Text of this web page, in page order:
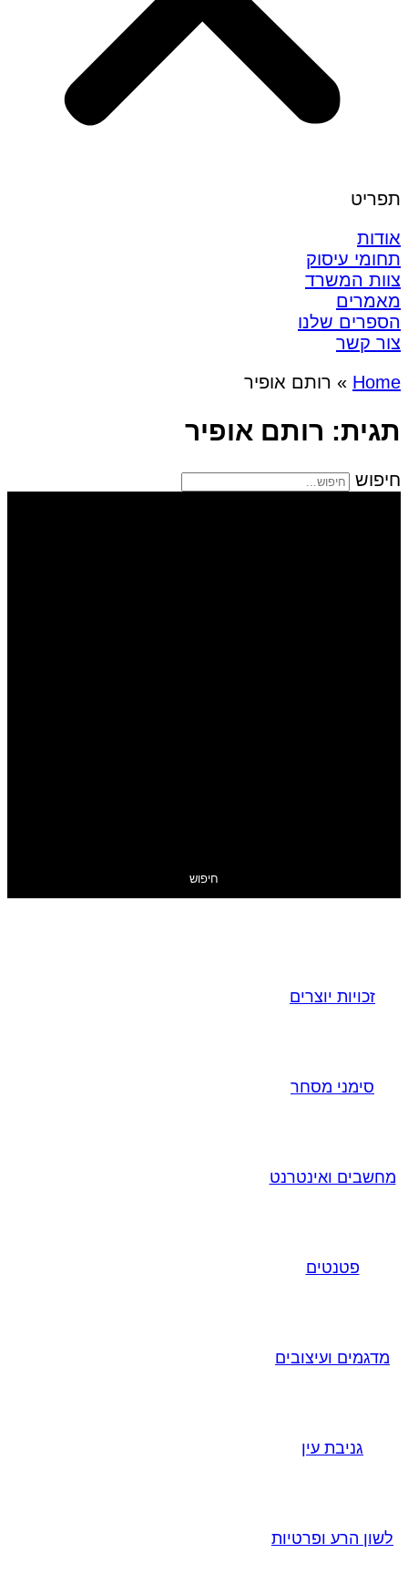
תפריט
אודות
תחומי עיסוק
צוות המשרד
מאמרים
הספרים שלנו
צור קשר
Home
» רותם אופיר
תגית: רותם אופיר
חיפוש
חיפוש
זכויות יוצרים
סימני מסחר
מחשבים ואינטרנט
פטנטים
מדגמים ועיצובים
גניבת עין
לשון הרע ופרטיות